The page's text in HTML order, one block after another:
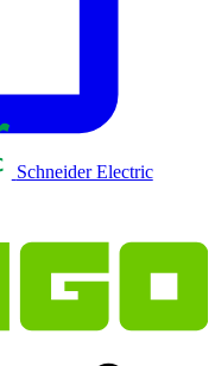
Schneider Electric